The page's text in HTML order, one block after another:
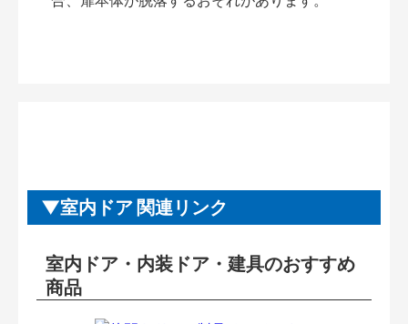
室内ドア 関連リンク
室内ドア・内装ドア・建具のおすすめ
商品